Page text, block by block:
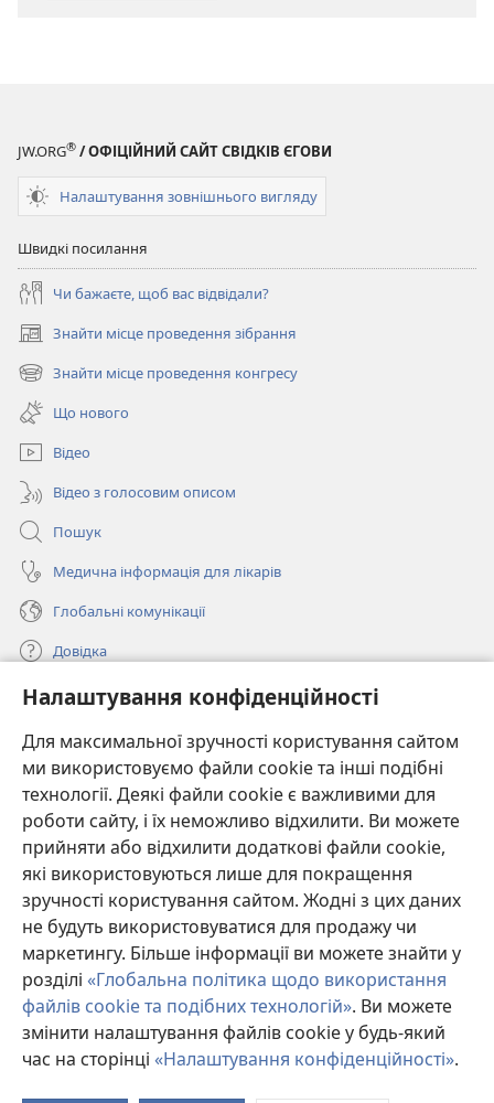
Налаштування конфіденційності
Для максимальної зручності користування сайтом
ми використовуємо файли cookie та інші подібні
технології. Деякі файли cookie є важливими для
роботи сайту, і їх неможливо відхилити. Ви можете
прийняти або відхилити додаткові файли cookie,
які використовуються лише для покращення
зручності користування сайтом. Жодні з цих даних
не будуть використовуватися для продажу чи
маркетингу. Більше інформації ви можете знайти у
розділі «Глобальна політика щодо використання
файлів cookie та подібних технологій». Ви можете
змінити налаштування файлів cookie у будь-який
час на сторінці «Налаштування конфіденційності».
JW.ORG® / ОФІЦІЙНИЙ САЙТ СВІДКІВ ЄГОВИ
Налаштування зовнішнього вигляду
Швидкі посилання
Чи бажаєте, щоб вас відвідали?
Знайти місце проведення зібрання
(відкривається
у
новому
вікні)
Знайти місце проведення конгресу
(відкривається
новому
вікні)
Що нового
Відео
Відео з голосовим описом
Пошук
Медична інформація для лікарів
Глобальні комунікації
Довідка
Пожертви
(відкривається
у
новому
вікні)
ОНЛАЙН-БІБЛІОТЕКА Товариства «Вартова башта»™
(відкривається
у
новому
вікні)
JW Hub ®
(відкривається
у
новомуJW Library
Watchtower Library
Copyright© 2026 Watch Tower Bible and Tract Society of Pennsylvania.
УМОВИ ВИКОРИСТАННЯ
ПОЛІТИКА КОНФІДЕНЦІЙНОСТІ
НАЛАШТУВАННЯ КОНФІДЕНЦІЙНОСТІ